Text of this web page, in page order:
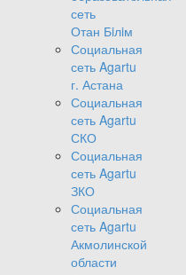
сеть
Отан Бiлiм
Социальная
сеть Agartu
г. Астана
Социальная
сеть Agartu
СКО
Социальная
сеть Agartu
ЗКО
Социальная
сеть Agartu
Акмолинской
области